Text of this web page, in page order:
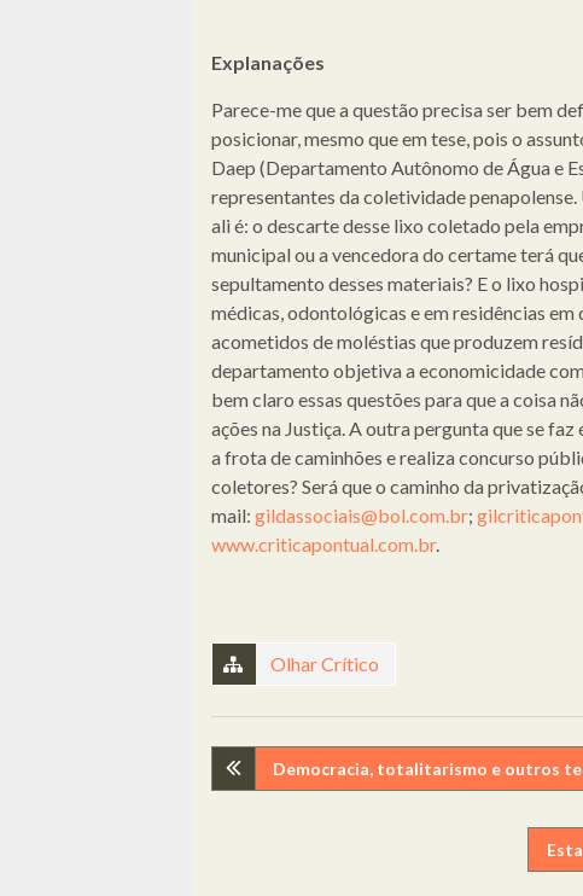
Explanações
Parece-me que a questão precisa ser bem
posicionar, mesmo que em tese, pois o
Daep (Departamento Autônomo de Água e
representantes da coletividade
ali é: o descarte desse lixo coletado pela
municipal ou a vencedora do certame terá
sepultamento desses materiais? E o lixo
médicas, odontológicas e em residências em
acometidos de moléstias que produzem
departamento objetiva a economicidade
bem claro essas questões para que a coisa
ações na Justiça. A outra pergunta que se
a frota de caminhões e realiza concurso
coletores? Será que o caminho da
mail: gildassociais@bol.com.br;
www.criticapontual.com.br.
Olhar Crítico
Navegação
Democracia, totalitarismo e outros